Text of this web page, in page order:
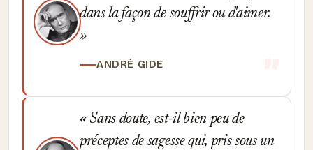
dans la façon de souffrir ou d'aimer.
ANDRÉ GIDE
Sans doute, est-il bien peu de
préceptes de sagesse qui, pris sous un